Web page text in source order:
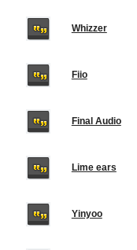
Whizzer
Fiio
Final Audio
Lime ears
Yinyoo